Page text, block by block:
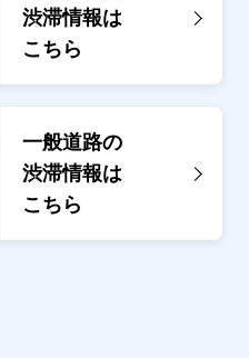
渋滞情報は
こちら
一般道路の
渋滞情報は
こちら